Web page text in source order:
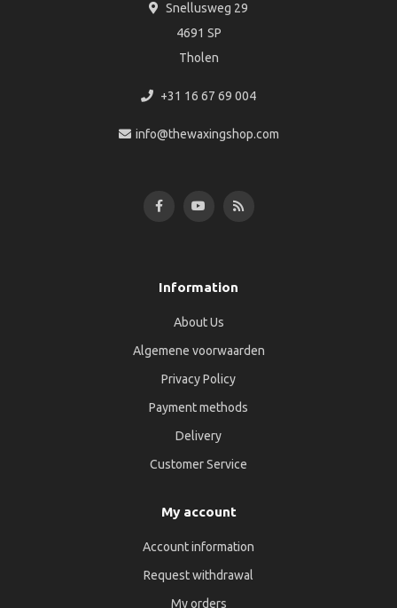
Snellusweg 29
4691 SP
Tholen
+31 16 67 69 004
info@thewaxingshop.com
Information
About Us
Algemene voorwaarden
Privacy Policy
Payment methods
Delivery
Customer Service
My account
Account information
Request withdrawal
My orders